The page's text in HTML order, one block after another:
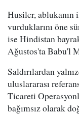
Husiler, ablukanın
vurduklarını öne
ise Hindistan
Ağustos'ta Babu'l
Saldırılardan
uluslararası
Ticareti
bağımsız olarak